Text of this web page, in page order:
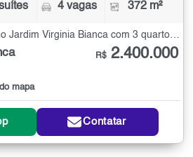
4 vagas 372 m²
Casa Térrea à Venda no Jardim Virginia Bianca com 3 quartos - 372 m²
mapa
R$ 2.400.000
Contatar